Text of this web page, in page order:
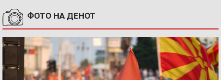
ФОТО НА ДЕНОТ